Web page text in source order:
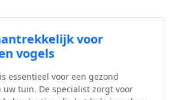
voor
vogels
essentieel voor een gezond
uw tuin. De specialist zorgt voor